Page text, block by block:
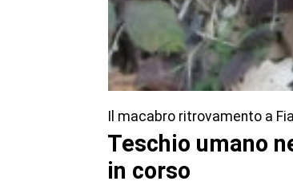
Il macabro ritrovamento a
Teschio umano
in corso